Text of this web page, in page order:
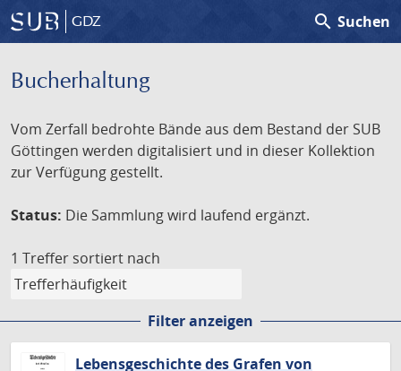
GDZ search Suchen
Bucherhaltung
Vom Zerfall bedrohte Bände aus dem Bestand der SUB
Göttingen werden digitalisiert und in dieser Kollektion
zur Verfügung gestellt.
Status: Die Sammlung wird laufend ergänzt.
1 Treffer sortiert nach
Filter anzeigen
Lebensgeschichte des Grafen von